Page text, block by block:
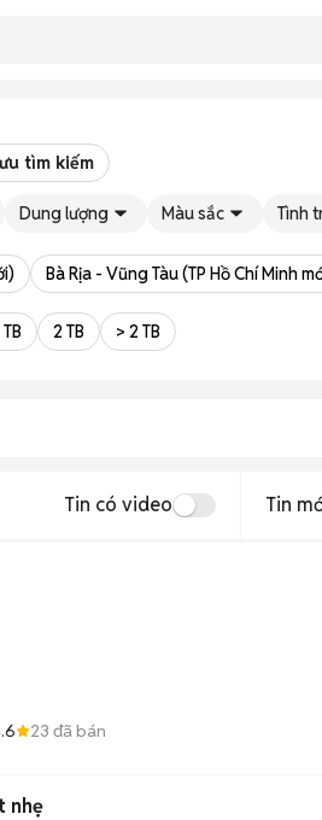
tìm kiếm
Dung lượng Màu sắc Tình
Bà Rịa - Vũng Tàu (TP Hồ Chí Minh
TB 2 TB > 2 TB
Tin có video Tin
23 đã bán
nhẹ